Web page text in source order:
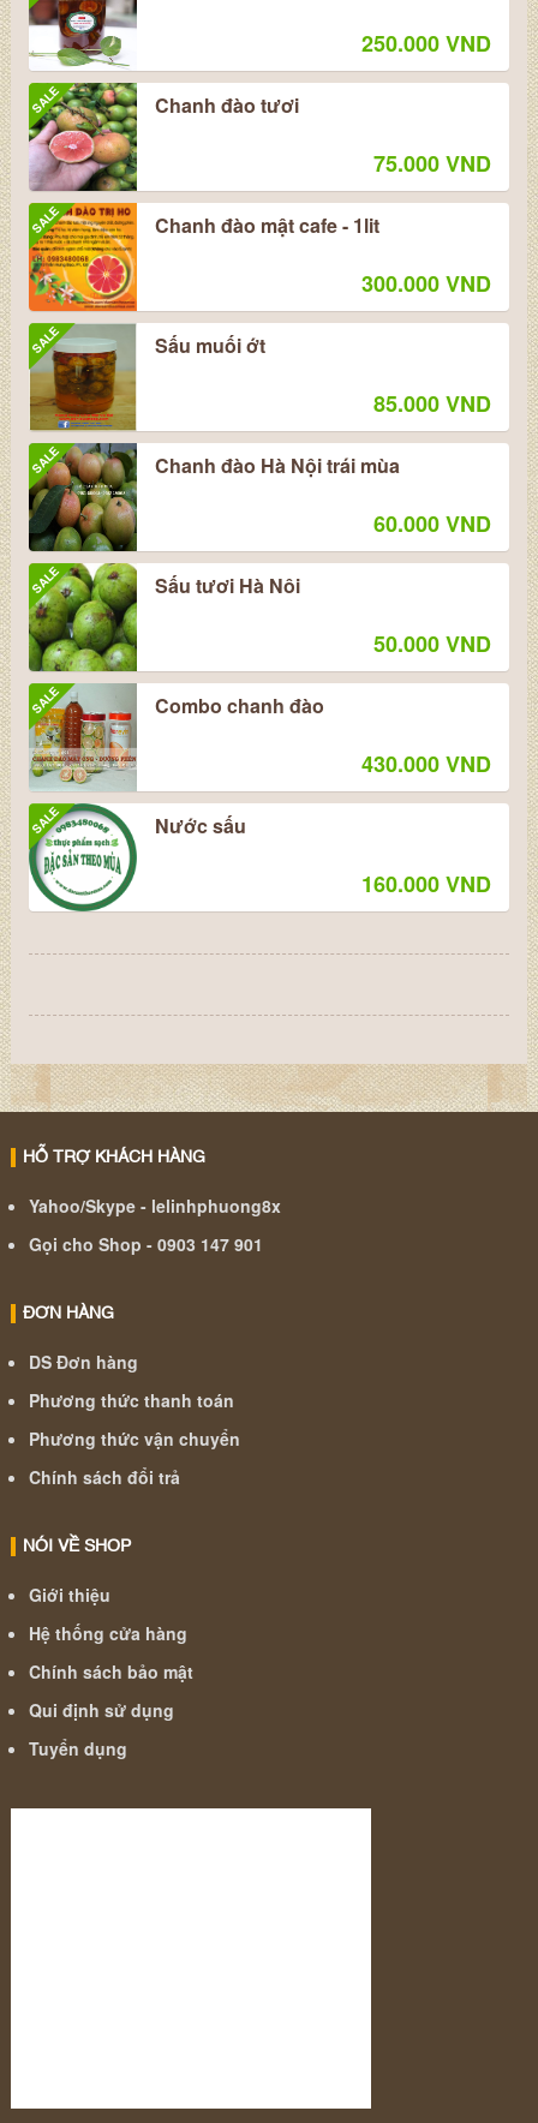
250.000 VND
SALE Chanh đào tươi
75.000 VND
SALE Chanh đào mật cafe - 1lit
300.000 VND
SALE Sấu muối ớt
85.000 VND
SALE Chanh đào Hà Nội trái mùa
60.000 VND
SALE Sấu tươi Hà Nôi
50.000 VND
SALE Combo chanh đào
430.000 VND
SALE Nước sấu
160.000 VND
HỖ TRỢ KHÁCH HÀNG
Yahoo/Skype - lelinhphuong8x
Gọi cho Shop - 0903 147 901
ĐƠN HÀNG
DS Đơn hàng
Phương thức thanh toán
Phương thức vận chuyển
Chính sách đổi trả
NÓI VỀ SHOP
Giới thiệu
Hệ thống cửa hàng
Chính sách bảo mật
Qui định sử dụng
Tuyển dụng